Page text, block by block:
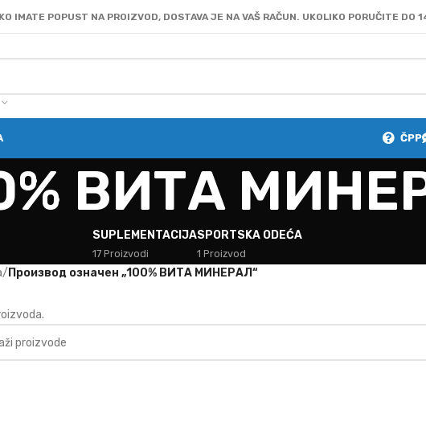
POPUST NA PROIZVOD, DOSTAVA JE NA VAŠ RAČUN. UKOLIKO PORUČITE DO
ČPP
ВИТА
SUPLEMENTACIJA
17 Proizvodi
SPORTSKA ODEĆA
1 Proizvod
/ Производ oзначен „100% ВИТА МИНЕРАЛ“